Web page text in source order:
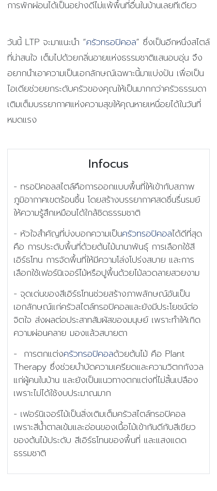
การพักผ่อนได้เป็นอย่างดีไม่แพ้พื้นที่อื่นในบ้านเลยทีเดียว
วันนี้ LTP จะมาแนะนำ “ครัวทรอปิคอล” ซึ่งเป็นอีกหนึ่งสไตล์
ที่น่าสนใจ เต็มไปด้วยกลิ่นอายแห่งธรรมชาติแสนอบอุ่น จึง
อยากนำเอาความเป็นเอกลักษณ์เฉพาะนี้มาแบ่งปัน เพื่อเป็น
ไอเดียช่วยยกระดับครัวของคุณให้เป็นมากกว่าครัวธรรมดา
เติมเต็มบรรยากาศแห่งความสุขให้คุณหายเหนื่อยได้ในวันที่
หมดแรง
Infocus
- ทรอปิคอลสไตล์คือการออกแบบพื้นที่ให้เข้ากับสภาพ
ภูมิอากาศเขตร้อนชื้น โดยสร้างบรรยากาศสดชื่นรื่นรมย์
ให้ความรู้สึกเหมือนได้ใกล้ชิดธรรมชาติ
- หัวใจสำคัญที่บ่งบอกความเป็นครัวทรอปิคอลได้ดีที่สุด
คือ การประดับพื้นที่ด้วยต้นไม้นานาพันธุ์ การเลือกใช้สี
เอิร์ธโทน การจัดพื้นที่ให้มีความโล่งโปร่งสบาย และการ
เลือกใช้เฟอร์นิเจอร์ไม้หรือปูพื้นด้วยไม้ลวดลายสวยงาม
- จุดเด่นของสีเอิร์ธโทนช่วยสร้างภาพลักษณ์อันเป็น
เอกลักษณ์แก่ครัวสไตล์ทรอปิคอลและยังมีประโยชน์ต่อ
จิตใจ ส่งผลต่อประสาทสัมผัสของมนุษย์ เพราะทำให้เกิด
ความผ่อนคลาย มองแล้วสบายตา
- การตกแต่งครัวทรอปิคอลด้วยต้นไม้ คือ Plant
Therapy ซึ่งช่วยบำบัดความเครียดและความวิตกกังวล
แก่ผู้คนในบ้าน และยังเป็นแนวทางตกแต่งที่ไม่สิ้นเปลือง
เพราะไม่ได้ใช้งบประมาณมาก
- เฟอร์นิเจอร์ไม้เป็นสิ่งเติมเต็มครัวสไตล์ทรอปิคอล
เพราะสีน้ำตาลเข้มและอ่อนของเนื้อไม้เข้ากันดีกับสีเขียว
ของต้นไม้ประดับ สีเอิร์ธโทนของพื้นที่ และแสงแดด
ธรรมชาติ